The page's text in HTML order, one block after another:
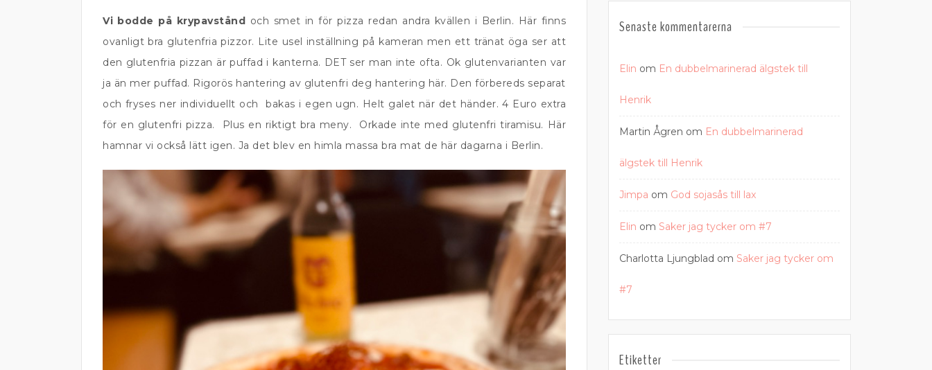
Vi bodde på krypavstånd och smet in för pizza redan andra kvällen i Berlin. Här finns
ovanligt bra glutenfria pizzor. Lite usel inställning på kameran men ett tränat öga ser att
den glutenfria pizzan är puffad i kanterna. DET ser man inte ofta. Ok glutenvarianten var
ja än mer puffad. Rigorös hantering av glutenfri deg hantering här. Den förbereds separat
och fryses ner individuellt och bakas i egen ugn. Helt galet när det händer. 4 Euro extra
för en glutenfri pizza. Plus en riktigt bra meny. Orkade inte med glutenfri tiramisu. Här
hamnar vi också lätt igen. Ja det blev en himla massa bra mat de här dagarna i Berlin.
Senaste kommentarerna
Elin om En dubbelmarinerad älgstek till
Henrik
Martin Ågren om En dubbelmarinerad
älgstek till Henrik
Jimpa om God sojasås till lax
Elin om Saker jag tycker om #7
Charlotta Ljungblad om Saker jag tycker om
#7
Etiketter